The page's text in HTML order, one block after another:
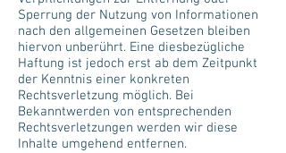
Sperrung der Nutzung von Informationen
nach den allgemeinen Gesetzen bleiben
hiervon unberührt. Eine diesbezügliche
Haftung ist jedoch erst ab dem Zeitpunkt
der Kenntnis einer konkreten
Rechtsverletzung möglich. Bei
Bekanntwerden von entsprechenden
Rechtsverletzungen werden wir diese
Inhalte umgehend entfernen.